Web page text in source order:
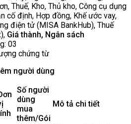
Thuế, Kho, Thủ kho, Công cụ dụng
cố định, Hợp đồng, Khế ước vay,
điện tử (MISA BankHub), Thuế
Giá thành, Ngân sách
03
chứng từ
người dùng
Số người
dùng
mua
thêm/Gói
Mô tả chi tiết